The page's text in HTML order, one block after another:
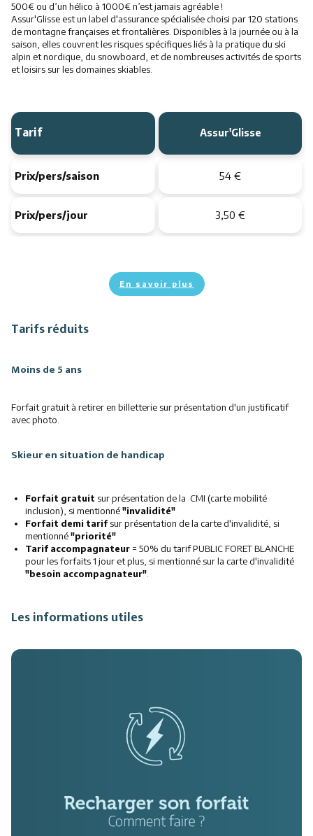
500€ ou d’un hélico à 1000€ n’est jamais agréable !
Assur'Glisse est un label d'assurance spécialisée choisi par 120 stations
de montagne françaises et frontalières. Disponibles à la journée ou à la
saison, elles couvrent les risques spécifiques liés à la pratique du ski
alpin et nordique, du snowboard, et de nombreuses activités de sports
et loisirs sur les domaines skiables.
Tarif Assur'Glisse
Prix/pers/saison 54 €
Prix/pers/jour 3,50 €
En savoir plus
Tarifs réduits
Moins de 5 ans
Forfait gratuit à retirer en billetterie sur présentation d'un justificatif
avec photo.
Skieur en situation de handicap
Forfait gratuit sur présentation de la CMI (carte mobilité
inclusion), si mentionné"invalidité"
Forfait demi tarif sur présentation de la carte d'invalidité, si
mentionné"priorité"
Tarif accompagnateur = 50% du tarif PUBLIC FORET BLANCHE
pour les forfaits 1 jour et plus, si mentionné sur la carte d'invalidité
"besoin accompagnateur"
Les informations utiles